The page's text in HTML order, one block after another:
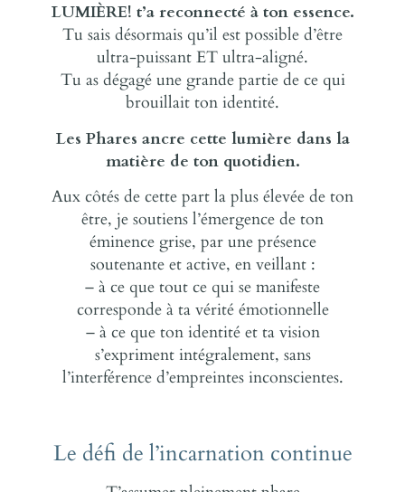
LUMIÈRE! t’a reconnecté à ton essence.
Tu sais désormais qu’il est possible d’être
ultra-puissant ET ultra-aligné.
Tu as dégagé une grande partie de ce qui
brouillait ton identité.
Les Phares ancre cette lumière dans la
matière de ton quotidien.
Aux côtés de cette part la plus élevée de ton
être, je soutiens l’émergence de ton
éminence grise, par une présence
soutenante et active, en veillant :
– à ce que tout ce qui se manifeste
corresponde à ta vérité émotionnelle
– à ce que ton identité et ta vision
s’expriment intégralement, sans
l’interférence d’empreintes inconscientes.
Le défi de l’incarnation continue